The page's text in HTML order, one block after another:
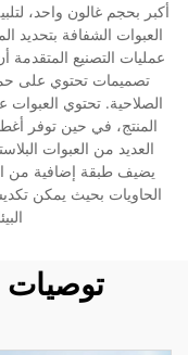
أكبر بحجم غالون واحد،
العبوات الشفافة بتحديد
عمليات التصنيع المتقدمة
تصميمات تحتوي على
الصلاحية. تحتوي
المنتج، في حين توفر
العديد من العبوات
يضيف طبقة إضافية من
الحاويات بحيث يمكن
توصيات